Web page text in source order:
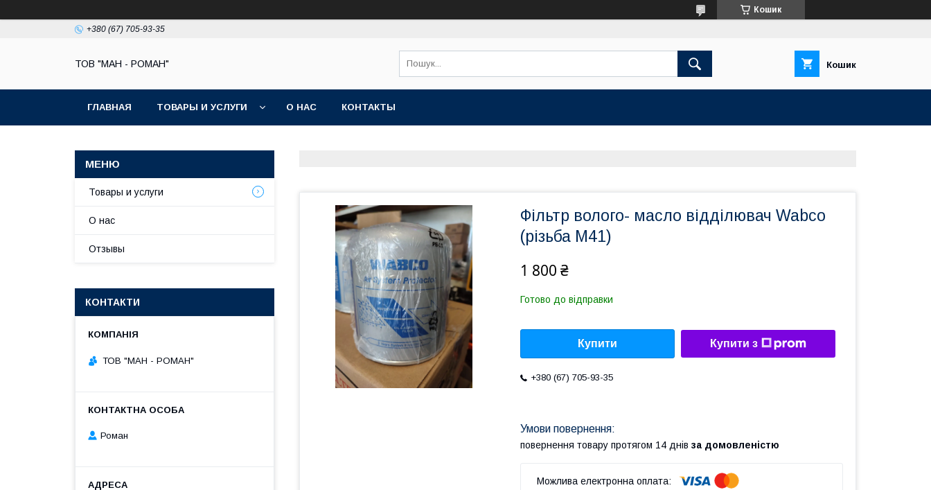
Кошик
+380 (67) 705-93-35
ТОВ "МАН - РОМАН" Кошик
ГЛАВНАЯ ТОВАРЫ И УСЛУГИ О НАС КОНТАКТЫ
Фільтр волого- масло відділювач Wabco
(різьба М41)
1 800 ₴
Готово до відправки
Купити Купити з
+380 (67) 705-93-35
повернення товару протягом 14 днів за домовленістю
Товары и услуги
О нас
Отзывы
КОНТАКТИ
ТОВ "МАН - РОМАН"
Роман